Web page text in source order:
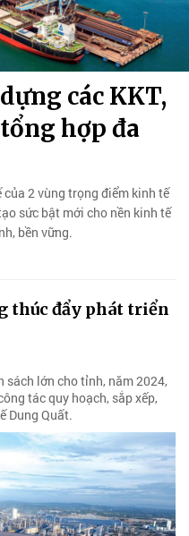
các KKT,
hợp đa
2 vùng trọng điểm kinh tế
sức bật mới cho nền kinh tế
bền vững.
thúc đẩy phát triển
sách lớn cho tỉnh, năm 2024,
tác quy hoạch, sắp xếp,
Dung Quất.